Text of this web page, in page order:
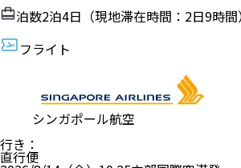
泊数2泊4日（現地滞在時間： 2日9時間）
フライト
シンガポール航空
行き ：
直行便